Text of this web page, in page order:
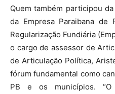
Quem também participou
da Empresa Paraibana de
Regularização Fundiária
o cargo de assessor de
de Articulação Política,
fórum fundamental como
PB e os municípios.